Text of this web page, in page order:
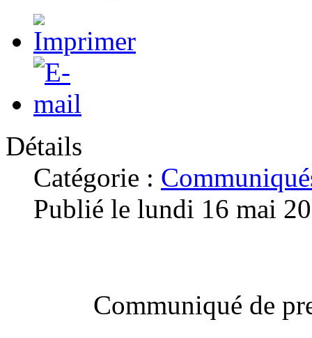
Détails
Catégorie :
Publié le lundi 16 mai
Communiqué de